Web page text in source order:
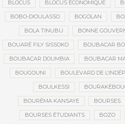
BLOCUS BLOCUS ÉCONOMIQUE
BOBO-DIOULASSO BOGOLAN
BOLA TINUBU BONNE
BOUARÉ FILY SISSOKO BOUBACAR
BOUBACAR DOUMBIA BOUBACAR
BOUGOUNI BOULEVARD DE
BOULKESSI
BOURÉMA KANSAYE BOURSES
BOURSES ÉTUDIANTS BOZO